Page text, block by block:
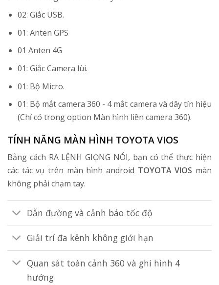
02: Giắc USB.
01: Anten GPS
01 Anten 4G
01: Giắc Camera lùi.
01: Bộ Micro.
01: Bộ mắt camera 360 - 4 mắt camera và dây tín hiệu
(Chỉ có trong option Màn hình liền camera 360).
TÍNH NĂNG MÀN HÌNH TOYOTA VIOS
Bằng cách RA LỆNH GIỌNG NÓI, bạn có thể thực hiện
các tác vụ trên màn hình android TOYOTA VIOS màn
không phải chạm tay.
Dẫn đường và cảnh báo tốc độ
Giải trí đa kênh không giới hạn
Quan sát toàn cảnh 360 và ghi hình 4
hướng